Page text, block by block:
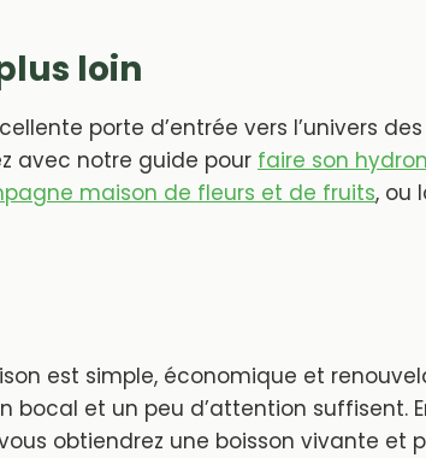
loin
porte d’entrée vers l’univers
avec notre guide pour faire son
maison de fleurs et de fruits, ou
est simple, économique et
bocal et un peu d’attention suffisent.
obtiendrez une boisson vivante et